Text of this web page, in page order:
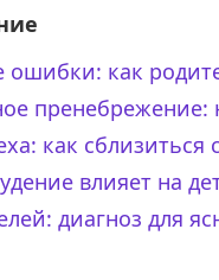
ошибки: как
пренебрежение:
как
влияет на
диагноз для